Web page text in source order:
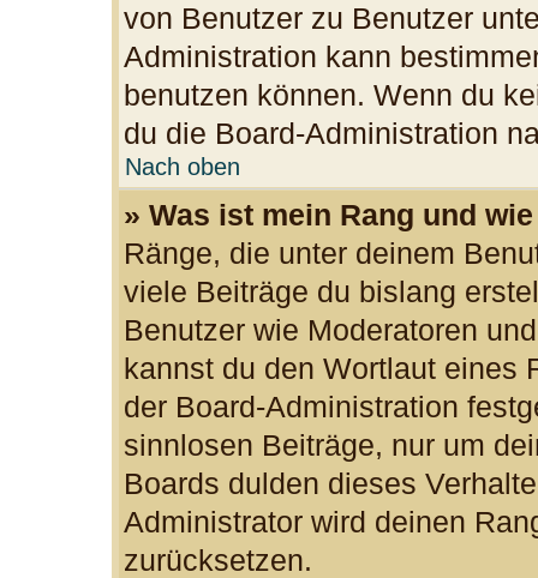
von Benutzer zu Benutzer
Administration kann
benutzen können. Wenn du
du die Board-Administration
Nach oben
» Was ist mein Rang und
Ränge, die unter deinem
viele Beiträge du bislang
Benutzer wie Moderatoren
kannst du den Wortlaut eines
der Board-Administration
sinnlosen Beiträge, nur um
Boards dulden dieses
Administrator wird deinen
zurücksetzen.